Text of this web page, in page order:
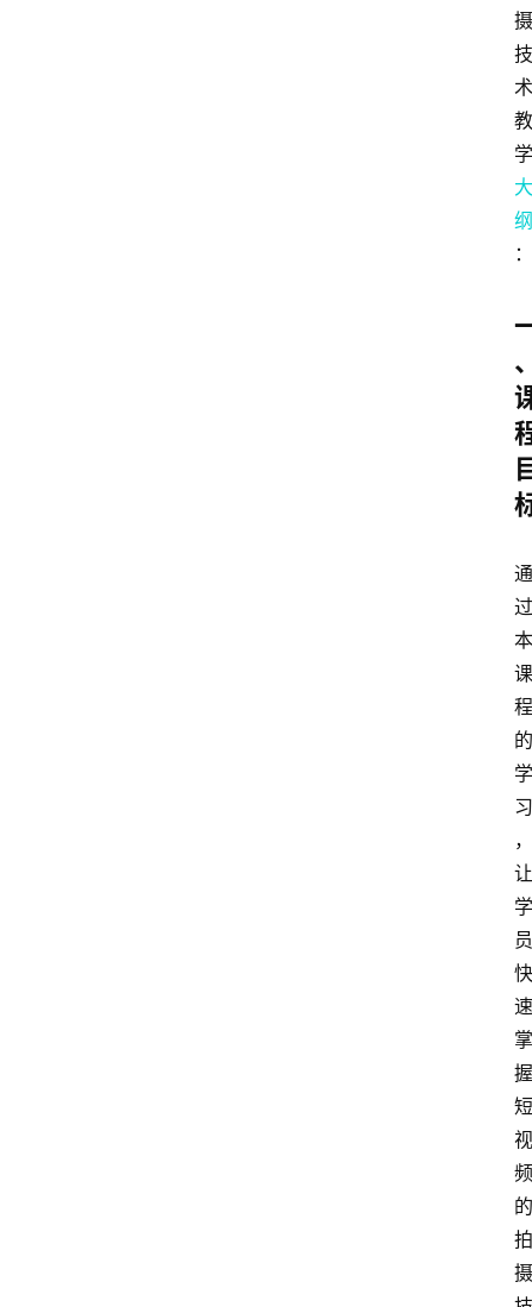
摄
技
术
教
学
大
纲
：
通
过
本
课
程
的
学
习
，
让
学
员
快
速
掌
握
短
视
频
的
拍
摄